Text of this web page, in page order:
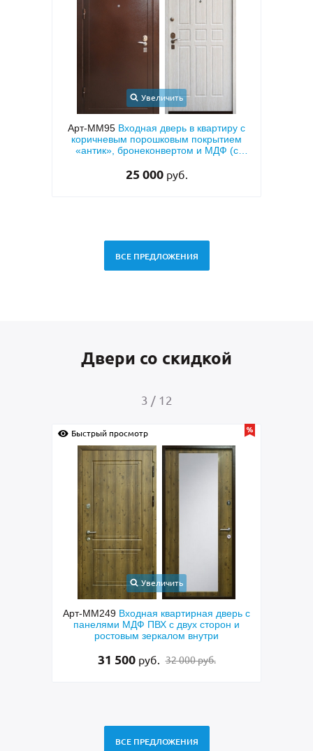
Увеличить
Арт-ММ49Белая входная дверь с МДФ с
двух сторон и шумоизоляцией
ВСЕ ПРЕДЛОЖЕНИЯ
Двери со скидкой
4 / 12
Быстрый просмотр
Увеличить
Арт-ММ256Входная шумоизоляционная
дверь с коричневыми панелями МДФ с
фрезерованием и узким стеклопакетом
48 500руб. 50 000 руб.
ВСЕ ПРЕДЛОЖЕНИЯ